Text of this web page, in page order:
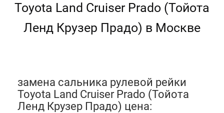
Toyota Land Cruiser Prado (Тойота
Ленд Крузер Прадо) в Москве
замена сальника рулевой рейки
Toyota Land Cruiser Prado (Тойота
Ленд Крузер Прадо) цена: